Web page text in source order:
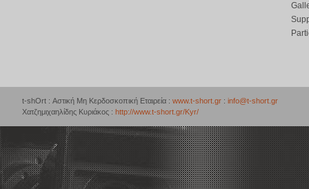
t-shOrt : Αστική Μη Κερδοσκοπική Εταιρεία : www.t-short.gr : info@t-short.gr
Χατζημιχαηλίδης Κυριάκος : http://www.t-short.gr/Kyr/